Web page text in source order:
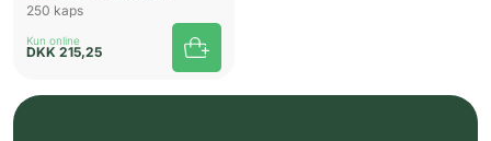
250 kaps
Kun online
DKK 215,25